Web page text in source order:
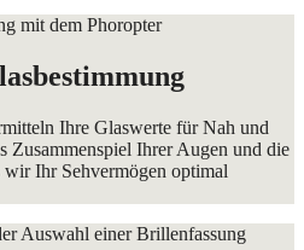
Ihre Glaswerte für Nah und
Zusammenspiel Ihrer Augen und die
Ihr Sehvermögen optimal